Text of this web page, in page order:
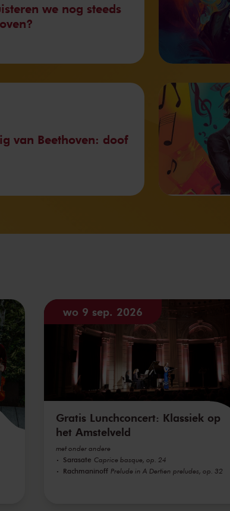
we nog steeds
van Beethoven: doof
wo 9 sep. 2026
Gratis Lunchconcert: Klassiek op
het Amstelveld
met onder andere
Sarasate Caprice basque, op. 24
Rachmaninoff Prelude in A Dertien preludes, op. 32